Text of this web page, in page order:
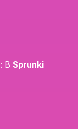
: В Sprunki